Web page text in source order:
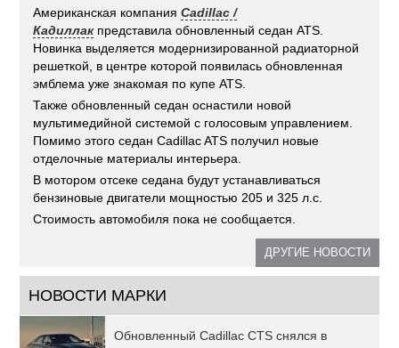
Американская компанияCadillac /
Кадиллакпредставила обновленный седан ATS.
Новинка выделяется модернизированной радиаторной
решеткой, в центре которой появилась обновленная
эмблема уже знакомая по купе ATS.
Также обновленный седан оснастили новой
мультимедийной системой с голосовым управлением.
Помимо этого седан Cadillac ATS получил новые
отделочные материалы интерьера.
В мотором отсеке седана будут устанавливаться
бензиновые двигатели мощностью 205 и 325 л.с.
Стоимость автомобиля пока не сообщается.
ДРУГИЕ НОВОСТИ
НОВОСТИ МАРКИ
Обновленный Cadillac CTS снялся в